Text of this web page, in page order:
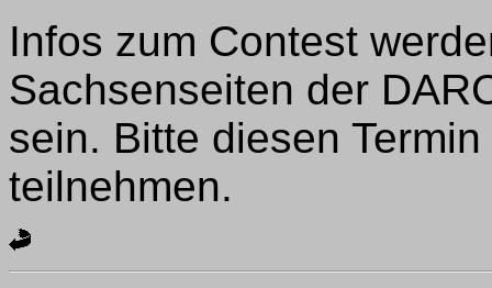
Infos zum Contest
Sachsenseiten der
sein. Bitte diesen
teilnehmen.